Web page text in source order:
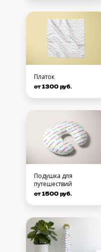
Платок
от 1300 руб.
Подушка для
путешествий
от 1500 руб.